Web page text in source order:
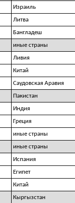
Израиль
Литва
Бангладеш
иные страны
Ливия
Китай
Саудовская Аравия
Пакистан
Индия
Греция
иные страны
иные страны
Испания
Египет
Китай
Кыргызстан